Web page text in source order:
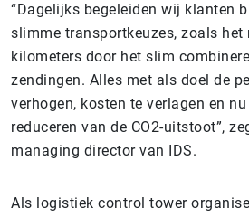
“Dagelijks begeleiden wij klanten
slimme transportkeuzes, zoals het
kilometers door het slim
zendingen. Alles met als doel de
verhogen, kosten te verlagen en
reduceren van de CO2-uitstoot”,
managing director van IDS.
Als logistiek control tower